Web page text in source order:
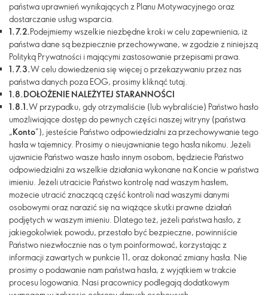
państwa uprawnień wynikających z Planu Motywacyjnego oraz
dostarczanie usług wsparcia.
1.7.2.Podejmiemy wszelkie niezbędne kroki w celu zapewnienia, iż
państwa dane są bezpiecznie przechowywane, w zgodzie z niniejszą
Polityką Prywatności i mającymi zastosowanie przepisami prawa.
1.7.3.W celu dowiedzenia się więcej o przekazywaniu przez nas
państwa danych poza EOG, prosimy kliknąć tutaj.
1.8.DOŁOŻENIE NALEŻYTEJ STARANNOŚCI
1.8.1.W przypadku, gdy otrzymaliście (lub wybraliście) Państwo hasło
umożliwiające dostęp do pewnych części naszej witryny (państwa
„Konto”), jesteście Państwo odpowiedzialni za przechowywanie tego
hasła w tajemnicy. Prosimy o nieujawnianie tego hasła nikomu. Jeżeli
ujawnicie Państwo wasze hasło innym osobom, będziecie Państwo
odpowiedzialni za wszelkie działania wykonane na Koncie w państwa
imieniu. Jeżeli utracicie Państwo kontrolę nad waszym hasłem,
możecie utracić znaczącą część kontroli nad waszymi danymi
osobowymi oraz narazić się na wiążące skutki prawne działań
podjętych w waszym imieniu. Dlatego też, jeżeli państwa hasło, z
jakiegokolwiek powodu, przestało być bezpieczne, powinniście
Państwo niezwłocznie nas o tym poinformować, korzystając z
informacji zawartych w punkcie 11, oraz dokonać zmiany hasła. Nie
prosimy o podawanie nam państwa hasła, z wyjątkiem w trakcie
procesu logowania. Nasi pracownicy podlegają dodatkowym